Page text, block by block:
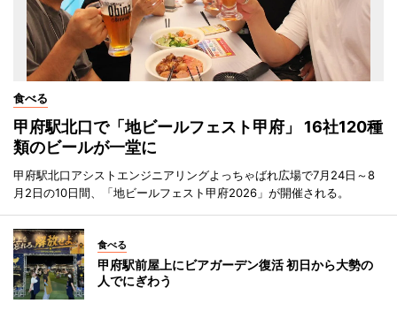
食べる
甲府駅北口で「地ビールフェスト甲府」 16社120種
類のビールが一堂に
甲府駅北口アシストエンジニアリングよっちゃばれ広場で7月24日～8
月2日の10日間、「地ビールフェスト甲府2026」が開催される。
食べる
甲府駅前屋上にビアガーデン復活 初日から大勢の
人でにぎわう